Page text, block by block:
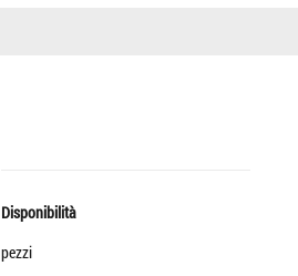
Disponibilità
pezzi